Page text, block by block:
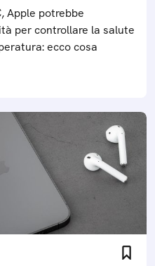
Apple potrebbe
per controllare la salute
ecco cosa